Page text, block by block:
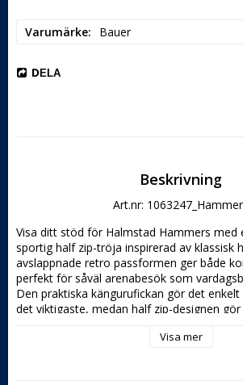
Varumärke Bauer
DELA
Beskrivning
Art.nr:
Visa ditt stöd för Halmstad Hammers med
sportig half zip-tröja inspirerad av klassisk
avslappnade retro passformen ger både
perfekt för såväl arenabesök som
Den praktiska kängurufickan gör det
det viktigaste, medan half zip-designen
Visa mer